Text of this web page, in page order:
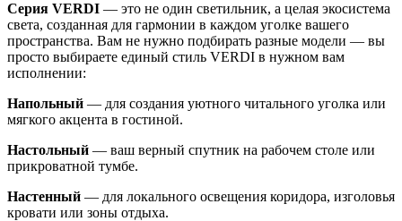
Серия VERDI — это не один светильник, а целая экосистема
света, созданная для гармонии в каждом уголке вашего
пространства. Вам не нужно подбирать разные модели — вы
просто выбираете единый стиль VERDI в нужном вам
исполнении:
Напольный — для создания уютного читального уголка или
мягкого акцента в гостиной.
Настольный — ваш верный спутник на рабочем столе или
прикроватной тумбе.
Настенный — для локального освещения коридора, изголовья
кровати или зоны отдыха.